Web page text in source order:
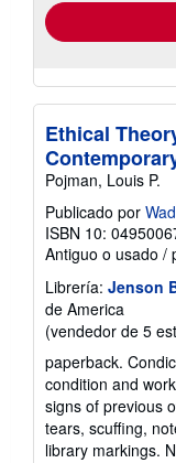
Ethical
Pojman, Louis P.
Publicado por
ISBN 10:
Antiguo o usado /
Librería: Jenson
de America
(vendedor de 5
paperback.
condition and
signs of previous
tears, scuffing,
library markings.